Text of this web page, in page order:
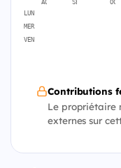
AOÛT SEPT. OCT.
LUN
MER
VEN
Contributions
Le propriétaire
externes sur